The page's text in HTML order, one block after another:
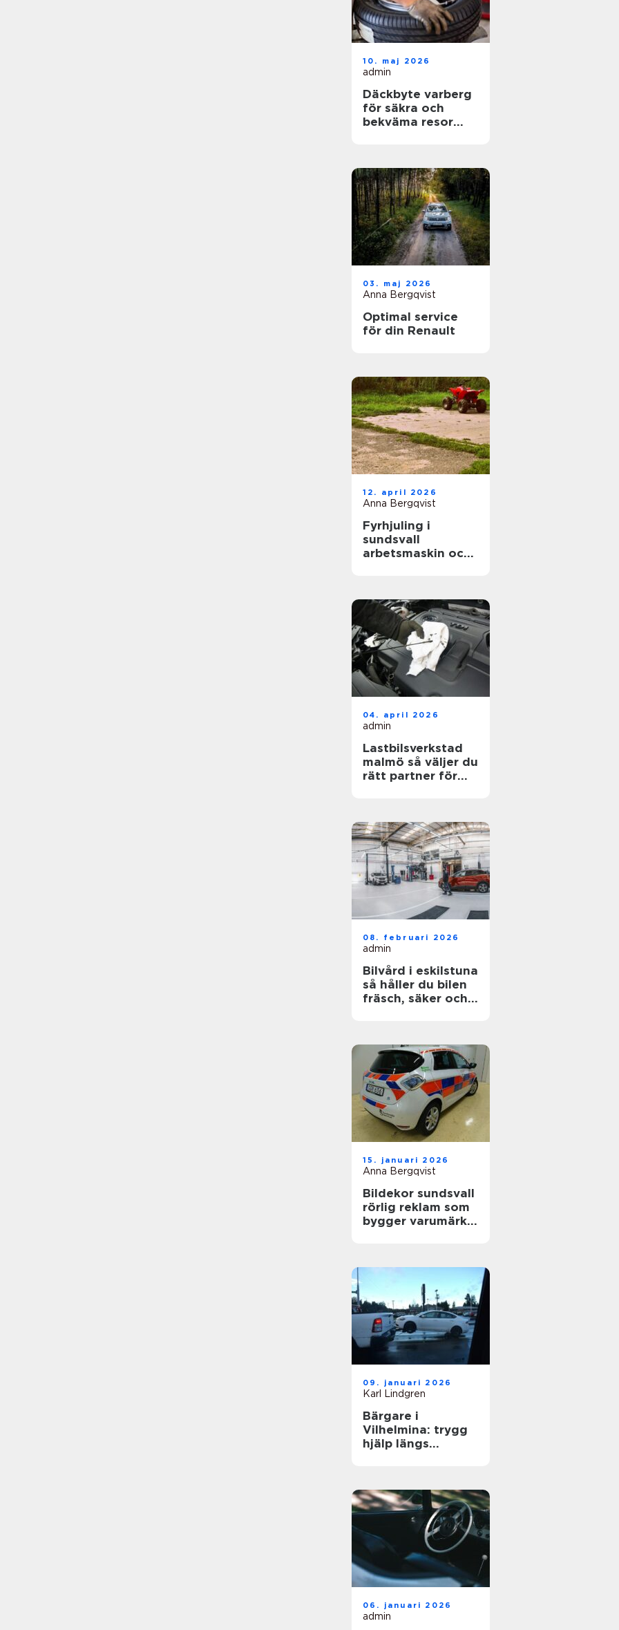
10. maj 2026
admin
Däckbyte varberg
för säkra och
bekväma resor
03. maj 2026
Anna Bergqvist
Optimal service
för din Renault
12. april 2026
Anna Bergqvist
Fyrhjuling i
sundsvall
arbetsmaskin och
04. april 2026
admin
Lastbilsverkstad
malmö så väljer du
rätt partner för
08. februari 2026
admin
Bilvård i eskilstuna
så håller du bilen
fräsch, säker och
15. januari 2026
Anna Bergqvist
Bildekor sundsvall
rörlig reklam som
bygger varumärke
09. januari 2026
Karl Lindgren
Bärgare i
Vilhelmina: trygg
hjälp längs
06. januari 2026
admin